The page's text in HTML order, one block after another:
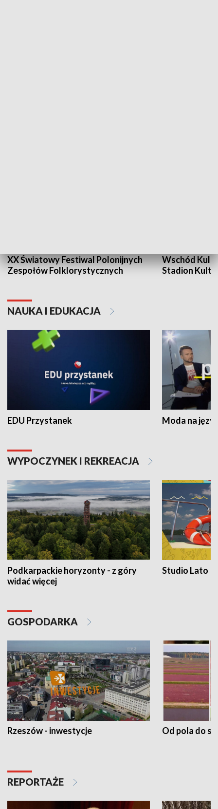
XX Światowy Festiwal Polonijnych
Zespołów Folklorystycznych
Wschód
Stadion
NAUKA I EDUKACJA
EDU Przystanek Moda na
WYPOCZYNEK I REKREACJA
Podkarpackie horyzonty - z góry
widać więcej
Studio Lato
GOSPODARKA
Rzeszów - inwestycje Od pola do
REPORTAŻE